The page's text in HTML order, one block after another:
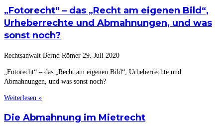
„Fotorecht“ – das „Recht am eigenen Bild“,
Urheberrechte und Abmahnungen, und was
sonst noch?
Rechtsanwalt Bernd Römer 29. Juli 2020
„Fotorecht“ – das „Recht am eigenen Bild“, Urheberrechte und
Abmahnungen, und was sonst noch?
Weiterlesen »
Die Abmahnung im Mietrecht